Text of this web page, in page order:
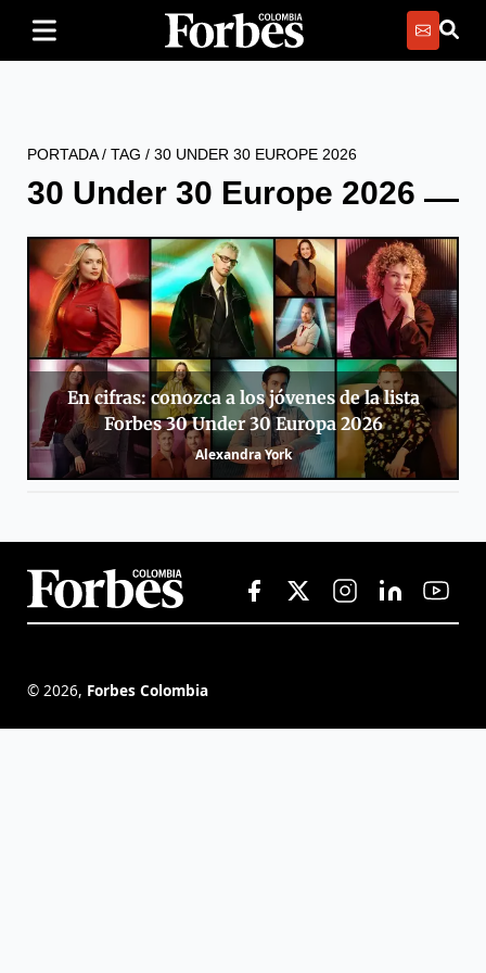
PORTADA/ TAG / 30 UNDER 30 EUROPE 2026
30 Under 30 Europe 2026
En cifras: conozca a los jóvenes de la lista
Forbes 30 Under 30 Europa 2026
Alexandra York
© 2026, Forbes Colombia